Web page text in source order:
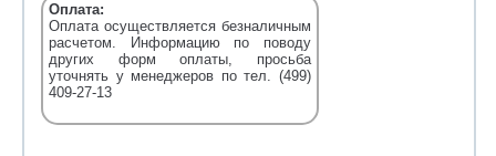
Оплата:
Оплата осуществляется безналичным
расчетом. Информацию по поводу
других форм оплаты, просьба
уточнять у менеджеров по тел. (499)
409-27-13